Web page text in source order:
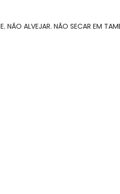
ALVEJAR. NÃO SECAR EM